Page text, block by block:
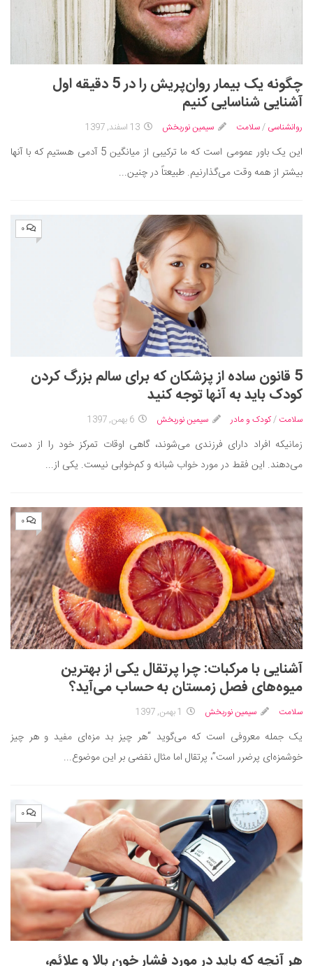
چگونه یک بیمار روان‌پریش را در 5 دقیقه اول
آشنایی شناسایی کنیم
روانشناسی /سلامت سیمین نوربخش 13 اسفند, 1397
این یک باور عمومی است که ما ترکیبی از میانگین 5 آدمی هستیم که با آنها
بیشتر از همه وقت می‌گذارنیم. طبیعتاً در چنین...
۰
5 قانون ساده از پزشکان که برای سالم بزرگ کردن
کودک باید به آنها توجه کنید
سلامت /کودک و مادر سیمین نوربخش 6 بهمن, 1397
زمانیکه افراد دارای فرزندی می‌شوند، گاهی اوقات تمرکز خود را از دست
می‌دهند. این فقط در مورد خواب شبانه و کم‌خوابی نیست. یکی از...
۰
آشنایی با مرکبات: چرا پرتقال یکی از بهترین
میوه‌های فصل زمستان به حساب می‌آید؟
سلامت سیمین نوربخش 1 بهمن, 1397
یک جمله معروفی است که می‌گوید “هر چیز بد مزه‌ای مفید و هر چیز
خوشمزه‌ای پرضرر است”، پرتقال اما مثال نقضی بر این موضوع...
۰
هر آنچه که باید در مورد فشار خون بالا و علائم،